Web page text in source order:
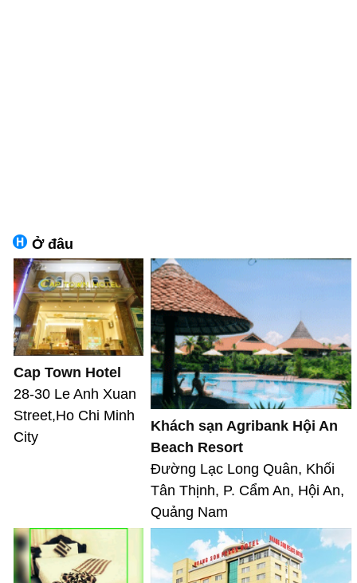
Ở đâu
Cap Town Hotel
28-30 Le Anh Xuan
Street,Ho Chi Minh
City
Khách sạn Agribank Hội An
Beach Resort
Đường Lạc Long Quân, Khối
Tân Thịnh, P. Cẩm An, Hội An,
Quảng Nam